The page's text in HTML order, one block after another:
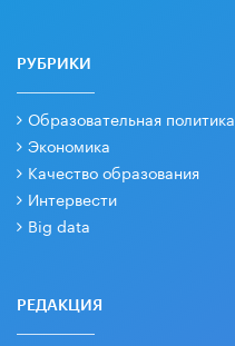
РУБРИКИ
Образовательная политика
Экономика
Качество образования
Интервести
Big data
РЕДАКЦИЯ